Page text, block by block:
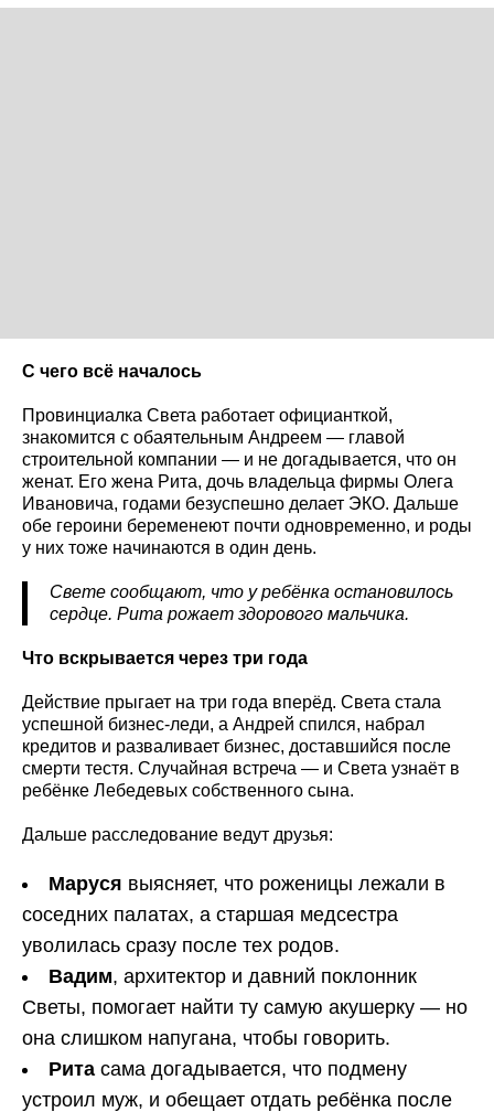
С чего всё началось
Провинциалка Света работает официанткой,
знакомится с обаятельным Андреем — главой
строительной компании — и не догадывается, что он
женат. Его жена Рита, дочь владельца фирмы Олега
Ивановича, годами безуспешно делает ЭКО. Дальше
обе героини беременеют почти одновременно, и роды
у них тоже начинаются в один день.
Свете сообщают, что у ребёнка остановилось
сердце. Рита рожает здорового мальчика.
Что вскрывается через три года
Действие прыгает на три года вперёд. Света стала
успешной бизнес-леди, а Андрей спился, набрал
кредитов и разваливает бизнес, доставшийся после
смерти тестя. Случайная встреча — и Света узнаёт в
ребёнке Лебедевых собственного сына.
Дальше расследование ведут друзья:
Маруся выясняет, что роженицы лежали в
соседних палатах, а старшая медсестра
уволилась сразу после тех родов.
Вадим, архитектор и давний поклонник
Светы, помогает найти ту самую акушерку — но
она слишком напугана, чтобы говорить.
Рита сама догадывается, что подмену
устроил муж, и обещает отдать ребёнка после